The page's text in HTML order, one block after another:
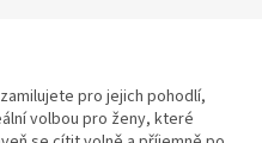
pro jejich pohodlí,
volbou pro ženy, které